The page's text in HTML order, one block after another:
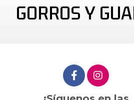
GORROS Y